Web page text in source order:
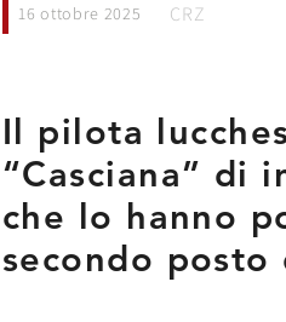
16 ottobre 2025 CRZ
Il pilota
“Casciana”
che lo hanno
secondo posto